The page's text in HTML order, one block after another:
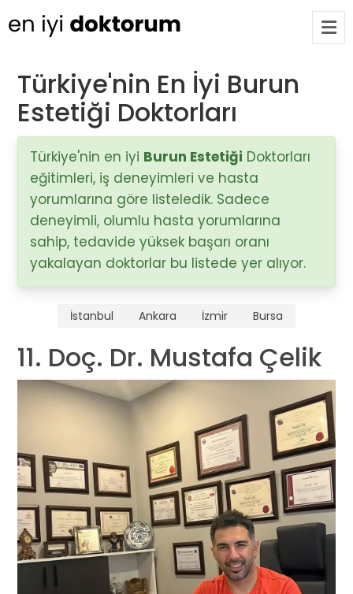
Op. Dr. Ayşecan Enmutlu
Adana / Seyhan
Doç. Dr. Songül Alemdaroğlu
Adana / Seyhan
Tüm Doktorlar
Tüm doktorları göster
Türkiye'nin En İyi Burun
Estetiği Doktorları
Türkiye'nin en iyi Burun Estetiği Doktorları
eğitimleri, iş deneyimleri ve hasta
yorumlarına göre listeledik. Sadece
deneyimli, olumlu hasta yorumlarına
sahip, tedavide yüksek başarı oranı
yakalayan doktorlar bu listede yer alıyor.
İstanbul Ankara İzmir Bursa
11. Doç. Dr. Mustafa Çelik